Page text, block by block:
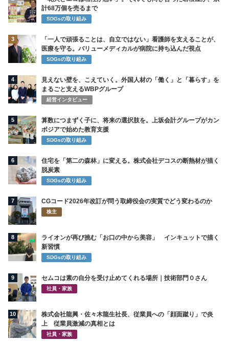
計68万個を売るまで
SDGsの取り組み
3
「一人で頑張ることは、自立ではない」看護師を支えることが、
医療を守る。バリューメディカルが病院に持ち込んだ視点
SDGsの取り組み
4
見えない壁を、こえていく。外国人材の「働く」と「暮らす」を
まるごと支えるWBPグループ
経営インタビュー
5
算数につまずく子に、将来の選択肢を。上坂会計グループがカン
ボジアで始めた教育支援
SDGsの取り組み
6
住宅を「第二の森林」に変える。株式会社デコスの断熱材が描く
脱炭素
SDGsの取り組み
7 CGコード2026年改訂が問う取締役会の実質でどう変わるのか
株主
8
ライオンが再び挑む「お口の中から美容」 インキュットで描く
新習慣
SDGsの取り組み
9 セムコは素の自分を受け止めてくれる場所｜技術部門０さん
社員・家族
10
株式会社龍興・佐々木龍生社長、従業員への「顔面蹴り」で炎
上 従業員激減の真相とは
社員・家族